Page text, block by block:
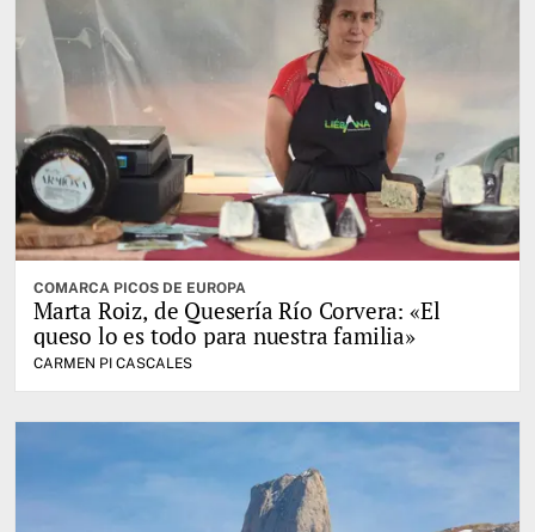
COMARCA PICOS DE EUROPA
Marta Roiz, de Quesería Río Corvera: «El
queso lo es todo para nuestra familia»
CARMEN PI CASCALES